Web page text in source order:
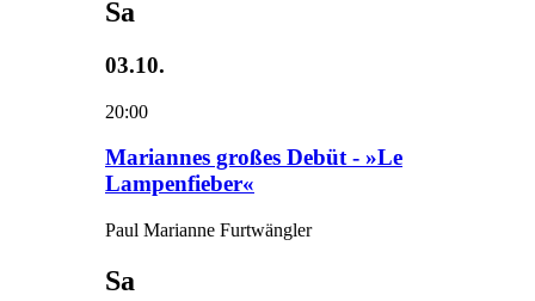
Sa
03.10.
20:00
Mariannes großes Debüt - »Le
Lampenfieber«
Paul Marianne Furtwängler
Sa